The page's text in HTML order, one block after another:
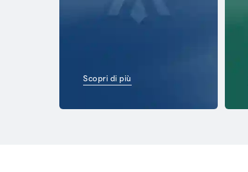
Scopri di più